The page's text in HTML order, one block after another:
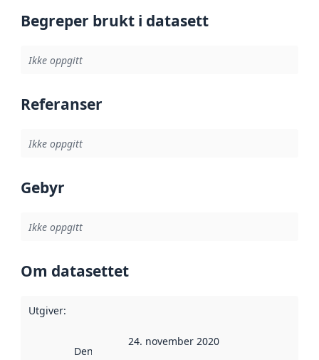
Begreper brukt i datasett
Ikke oppgitt
Referanser
Ikke oppgitt
Gebyr
Ikke oppgitt
Om datasettet
Utgiver:
Denne datoen
24. november 2020